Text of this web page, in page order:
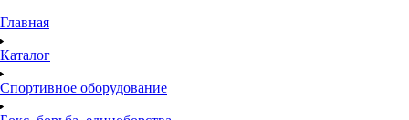
Главная
Каталог
Спортивное оборудование